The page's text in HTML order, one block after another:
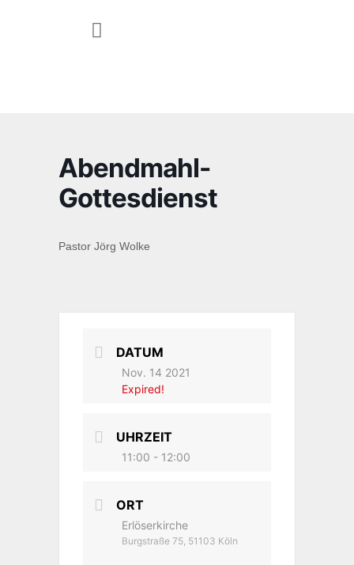
Abendmahl-
Gottesdienst
Pastor Jörg Wolke
DATUM
Nov. 14 2021
Expired!
UHRZEIT
11:00 - 12:00
ORT
Erlöserkirche
Burgstraße 75, 51103 Köln